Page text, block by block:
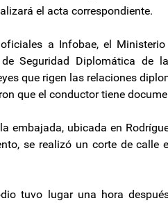
el acta correspondiente.
a Infobae, el
Seguridad Diplomática de
que rigen las relaciones
que el conductor tiene
embajada, ubicada en
se realizó un corte de
tuvo lugar una hora